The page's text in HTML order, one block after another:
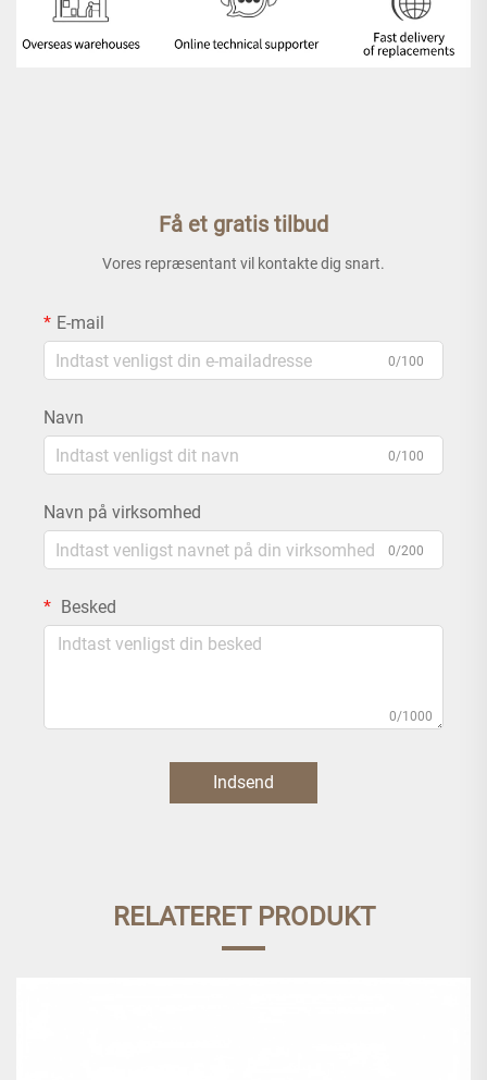
Få et gratis tilbud
Vores repræsentant vil kontakte dig snart.
E-mail
0/100
Navn
0/100
Navn på virksomhed
0/200
Besked
0/1000
Indsend
RELATERET PRODUKT